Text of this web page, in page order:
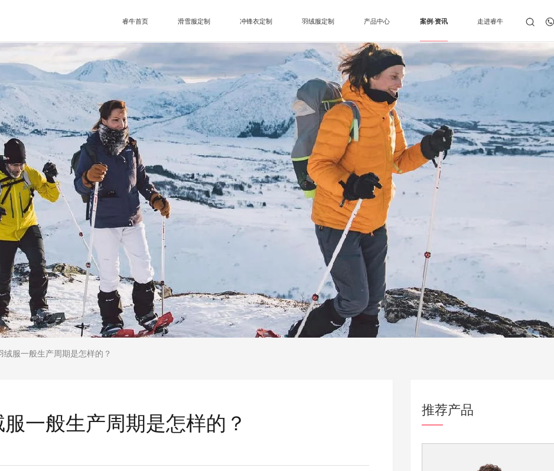
睿牛首页 滑雪服定制 冲锋衣定制 羽绒服定制 产品中心 案例·资讯 走进睿牛
服一般生产周期是怎样的？
一般生产周期是怎样的？ 推荐产品